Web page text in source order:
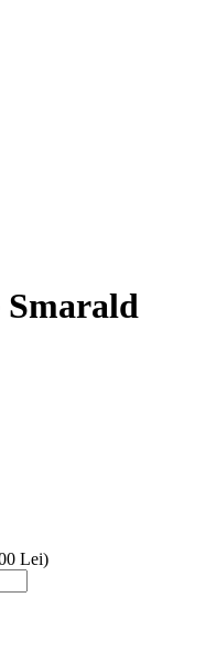
Smarald
Lei)